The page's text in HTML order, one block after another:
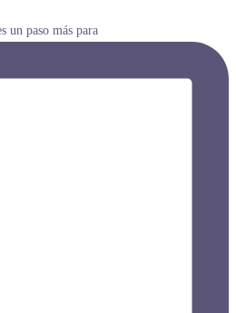
un paso más para